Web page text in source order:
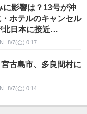
に影響は？13号が沖
ホテルのキャンセル
日本に接近
8/7(金) 0:17
宮古島市、多良間村に
8/7(金) 0:14